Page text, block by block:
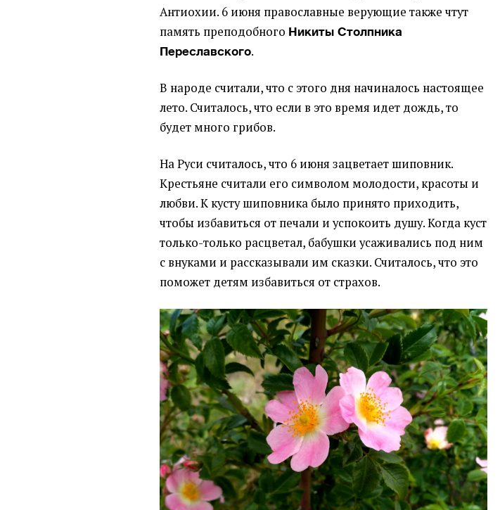
Антиохии. 6 июня православные верующие также чтут
память преподобного Никиты Столпника
Переславского.
В народе считали, что с этого дня начиналось настоящее
лето. Считалось, что если в это время идет дождь, то
будет много грибов.
На Руси считалось, что 6 июня зацветает шиповник.
Крестьяне считали его символом молодости, красоты и
любви. К кусту шиповника было принято приходить,
чтобы избавиться от печали и успокоить душу. Когда куст
только-только расцветал, бабушки усаживались под ним
с внуками и рассказывали им сказки. Считалось, что это
поможет детям избавиться от страхов.